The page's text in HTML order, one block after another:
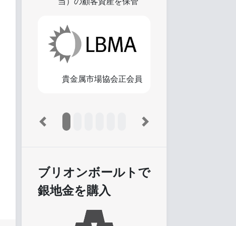
貴金属市場協会正会員
Previous Next
ブリオンボールトで
銀地金を購入